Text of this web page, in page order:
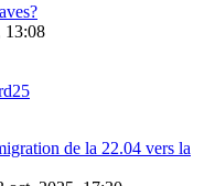
13:08
de la 22.04 vers la